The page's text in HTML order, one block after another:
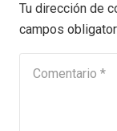
Tu dirección de
campos